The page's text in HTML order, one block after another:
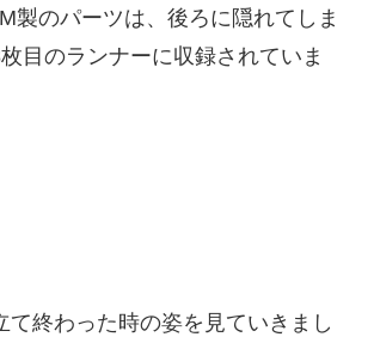
製のパーツは、後ろに隠れてしま
目のランナーに収録されていま
て終わった時の姿を見ていきまし